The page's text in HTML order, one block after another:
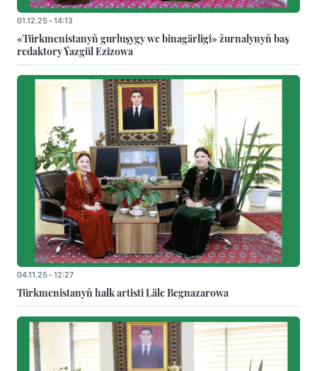
01.12.25 - 14:13
«Türkmenistanyň gurluşygy we binagärligi» žurnalynyň baş
redaktory Ýazgül Ezizowa
04.11.25 - 12:27
Türkmenistanyň halk artisti Läle Begnazarowa